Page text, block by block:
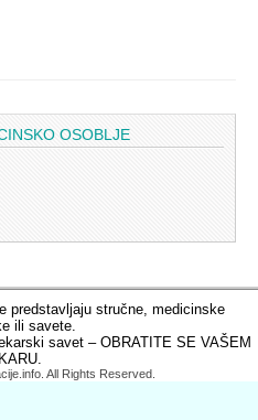
OSOBLJE
predstavljaju stručne, medicinske
ili savete.
savet – OBRATITE SE VAŠEM
All Rights Reserved.